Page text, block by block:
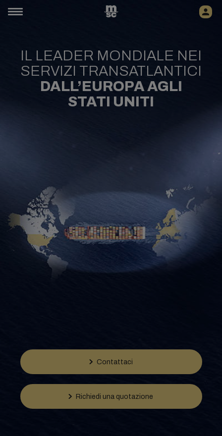
IL LEADER MONDIALE NEI
SERVIZI TRANSATLANTICI
DALL’EUROPA AGLI
STATI UNITI
Contattaci
Richiedi una quotazione